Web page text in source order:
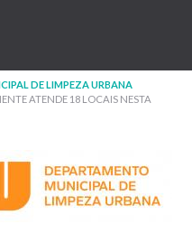
DE LIMPEZA URBANA
ATENDE 18 LOCAIS NESTA